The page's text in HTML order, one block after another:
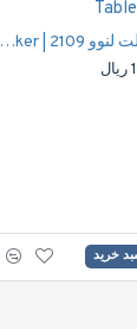
اسپیکر تبلت لنوو 2109 | Lenovo IdeaTab S2109A-F Tablet Speaker
خرید